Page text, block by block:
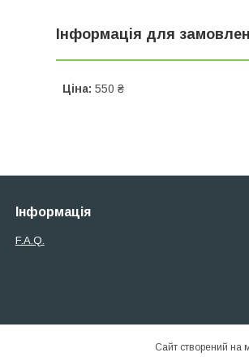
Інформація для
Ціна: 550 ₴
Інформація
F.A.Q.
Сайт створений на